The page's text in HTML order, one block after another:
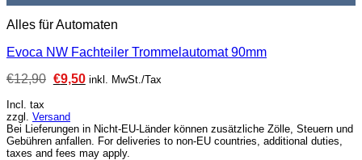
Alles für Automaten
Evoca NW Fachteiler Trommelautomat 90mm
€12,90 Ursprünglicher
€12,90
€9,50Aktueller
inkl. MwSt./Tax
Incl. tax
zzgl. Versand
Bei Lieferungen in Nicht-EU-Länder können zusätzliche Zölle, Steuern und
Gebühren anfallen. For deliveries to non-EU countries, additional duties,
taxes and fees may apply.